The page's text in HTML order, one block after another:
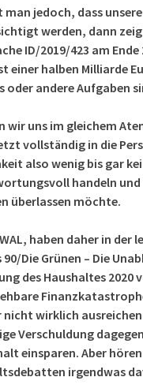
man jedoch, dass
werden, dann
ID/2019/423 am
einer halben Milliarde
oder andere Aufgaben
wir uns im gleichem
vollständig in die
also wenig bis gar
handeln und
überlassen möchte.
haben daher in der
90/Die Grünen – Die
des Haushaltes
Finanzk
nicht wirklich
Verschuldung
einsparen. Aber
irgendwas